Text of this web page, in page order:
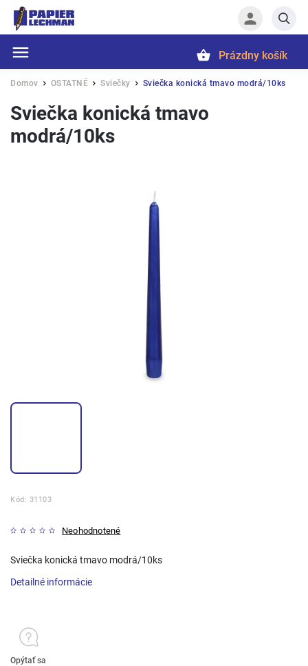
Hľadať
Prázdny košík
Domov / OSTATNÉ / Sviečky / Sviečka konická tmavo modrá/10ks
Sviečka konická tmavo
modrá/10ks
Kód: 31103
Neohodnotené
Sviečka konická tmavo modrá/10ks
Detailné informácie
Opýtať sa